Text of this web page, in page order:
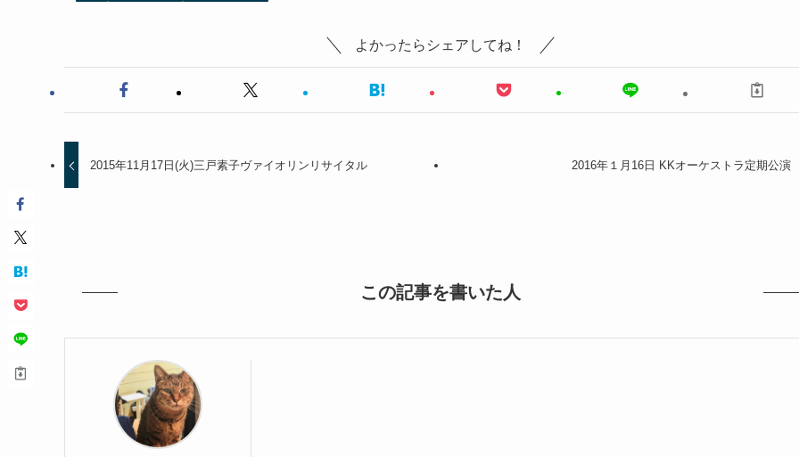
よかったらシェアしてね！
2015年11月17日(火)三戸素子ヴァイオリンリサイタル 2016年１月16日 KKオーケストラ定期公演
この記事を書いた人